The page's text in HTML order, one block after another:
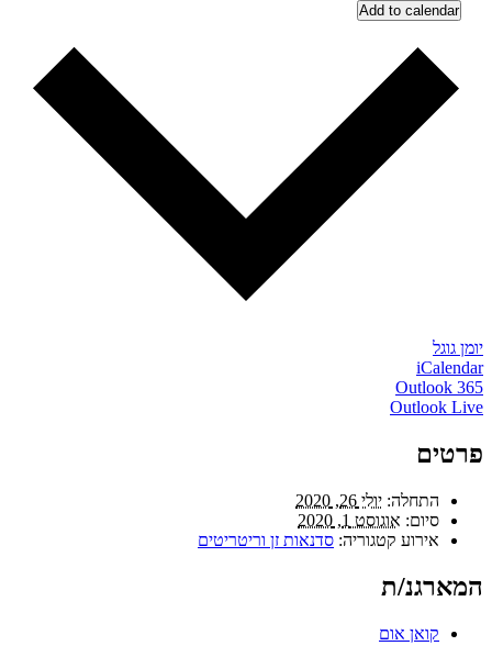
Add to calendar
יומן גוגל
iCalendar
Outlook 365
Outlook Live
פרטים
התחלה: יולי 26, 2020
סיום: אוגוסט 1, 2020
אירוע קטגוריה: סדנאות זן וריטריטים
המארגנ/ת
קואן אום